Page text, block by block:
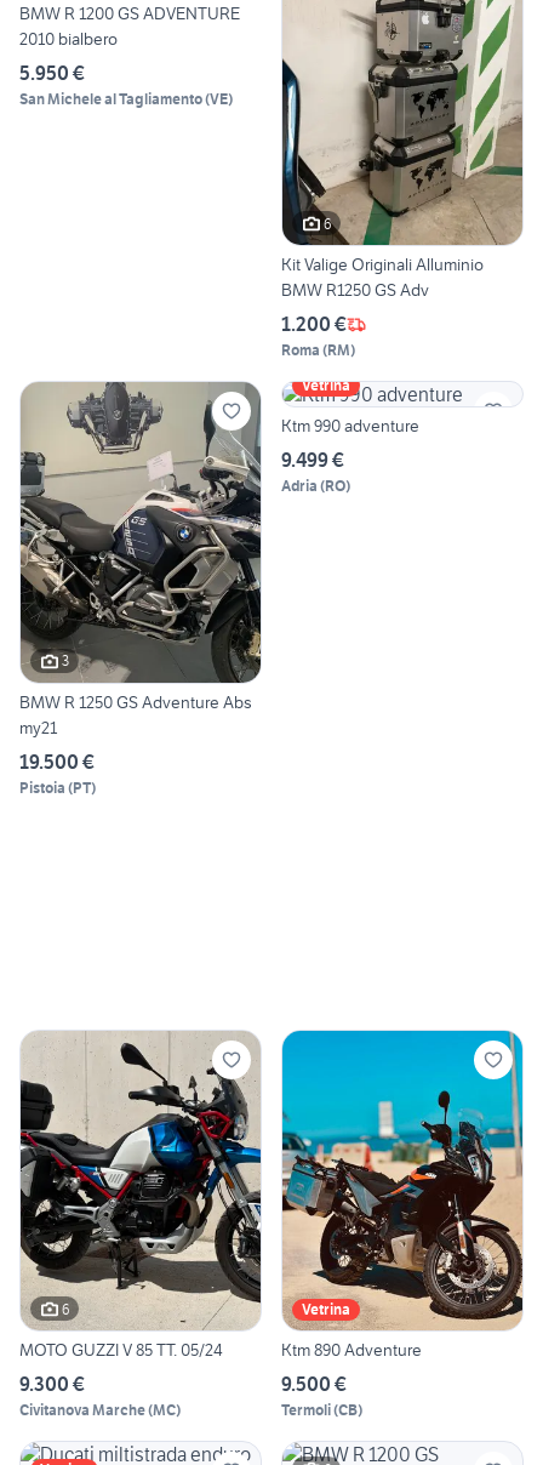
BMW R 1200 GS ADVENTURE
2010 bialbero
5.950 €
San Michele al Tagliamento(VE)
6
Kit Valige Originali Alluminio
BMW R1250 GS Adv
1.200 €
Roma (RM)
3
BMW R 1250 GS Adventure Abs
my21
19.500 €
Pistoia (PT)
Vetrina
Ktm 990 adventure
9.499 €
Adria (RO)
6
MOTO GUZZI V 85 TT. 05/24
9.300 €
Civitanova Marche(MC)
Vetrina
Ktm 890 Adventure
9.500 €
Termoli(CB)